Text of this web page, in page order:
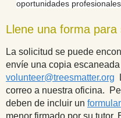
oportunidades
Llene una forma para
La solicitud se puede
envíe una copia
volunteer@treesmatter.org
correo a nuestra oficina.
deben de incluir un